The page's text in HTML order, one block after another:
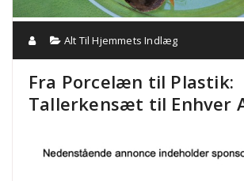
Alt Til Hjemmets Indlæg
Fra Porcelæn til Plastik:
Tallerkensæt til Enhver